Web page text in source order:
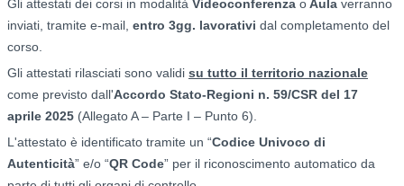
Gli attestati dei corsi in modalità Videoconferenza oAula verranno
inviati, tramite e-mail, entro 3gg. lavorativi dal completamento del
corso.
Gli attestati rilasciati sono validi su tutto il territorio nazionale
come previsto dall'Accordo Stato-Regioni n. 59/CSR del 17
aprile 2025 (Allegato A – Parte I – Punto 6).
L'attestato è identificato tramite un “Codice Univoco di
Autenticità” e/o “QR Code” per il riconoscimento automatico da